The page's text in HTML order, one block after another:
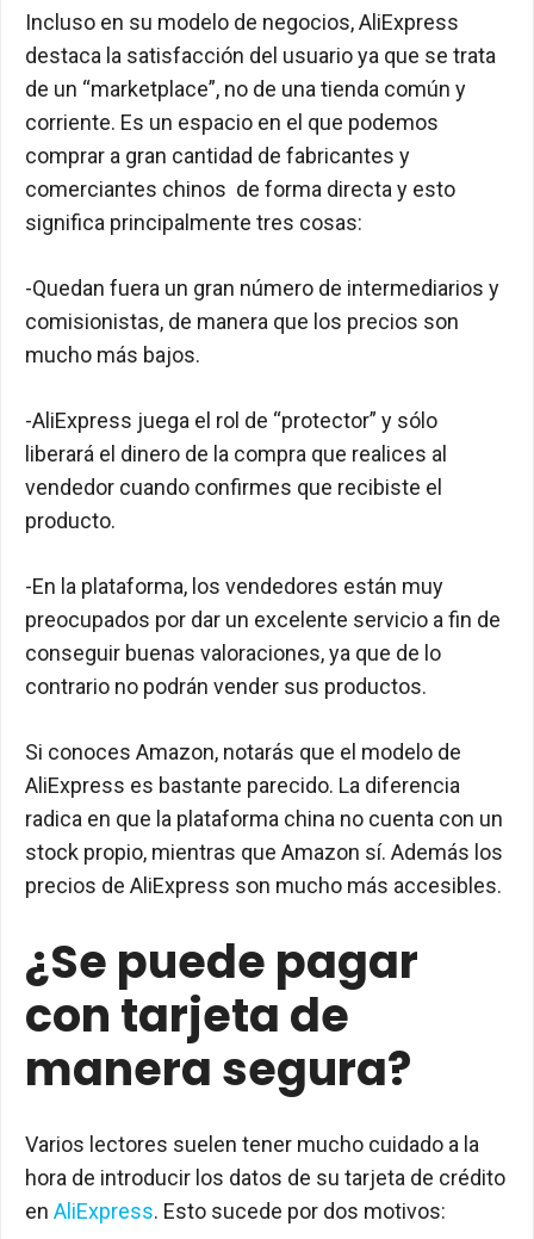
Incluso en su modelo de negocios, AliExpress
destaca la satisfacción del usuario ya que se trata
de un “marketplace”, no de una tienda común y
corriente. Es un espacio en el que podemos
comprar a gran cantidad de fabricantes y
comerciantes chinos de forma directa y esto
significa principalmente tres cosas:
-Quedan fuera un gran número de intermediarios y
comisionistas, de manera que los precios son
mucho más bajos.
-AliExpress juega el rol de “protector” y sólo
liberará el dinero de la compra que realices al
vendedor cuando confirmes que recibiste el
producto.
-En la plataforma, los vendedores están muy
preocupados por dar un excelente servicio a fin de
conseguir buenas valoraciones, ya que de lo
contrario no podrán vender sus productos.
Si conoces Amazon, notarás que el modelo de
AliExpress es bastante parecido. La diferencia
radica en que la plataforma china no cuenta con un
stock propio, mientras que Amazon sí. Además los
precios de AliExpress son mucho más accesibles.
¿Se puede pagar
con tarjeta de
manera segura?
Varios lectores suelen tener mucho cuidado a la
hora de introducir los datos de su tarjeta de crédito
en AliExpress. Esto sucede por dos motivos: